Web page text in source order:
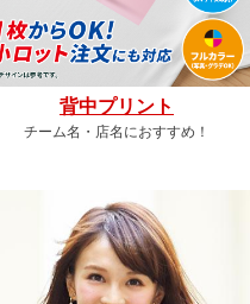
背中プリント
チーム名・店名におすすめ！